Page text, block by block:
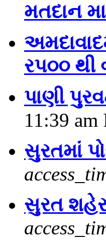
મતદાન
રપ૦૦ થી
પાણી
11:39 am
સુરતમાં
સુરત